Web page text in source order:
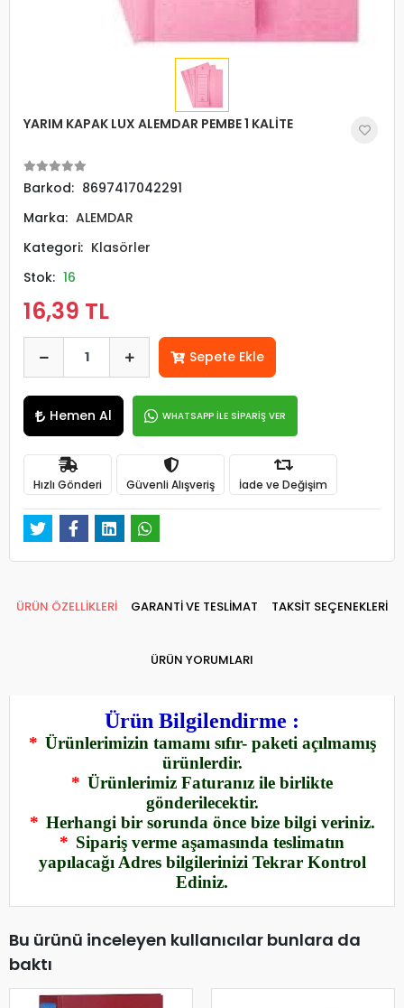
YARIM KAPAK LUX ALEMDAR PEMBE 1 KALİTE
Barkod: 8697417042291
Marka: ALEMDAR
Kategori: Klasörler
Stok: 16
16,39 TL
Sepete Ekle
Hemen Al WHATSAPP İLE SİPARİŞ VER
Hızlı Gönderi Güvenli Alışveriş İade ve Değişim
ÜRÜN ÖZELLİKLERİ GARANTİ VE TESLİMAT TAKSİT SEÇENEKLERİ
ÜRÜN YORUMLARI
Ürün Bilgilendirme :
* Ürünlerimizin tamamı sıfır- paketi açılmamış
ürünlerdir.
* Ürünlerimiz Faturanız ile birlikte
gönderilecektir.
* Herhangi bir sorunda önce bize bilgi veriniz.
* Sipariş verme aşamasında teslimatın
yapılacağı Adres bilgilerinizi Tekrar Kontrol
Ediniz.
Bu ürünü inceleyen kullanıcılar bunlara da
baktı